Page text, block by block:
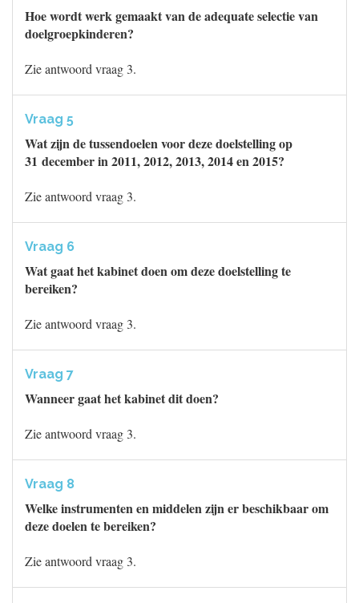
Hoe wordt werk gemaakt van de adequate selectie van
doelgroepkinderen?
Zie antwoord vraag 3.
Vraag 5
Wat zijn de tussendoelen voor deze doelstelling op
31 december in 2011, 2012, 2013, 2014 en 2015?
Zie antwoord vraag 3.
Vraag 6
Wat gaat het kabinet doen om deze doelstelling te
bereiken?
Zie antwoord vraag 3.
Vraag 7
Wanneer gaat het kabinet dit doen?
Zie antwoord vraag 3.
Vraag 8
Welke instrumenten en middelen zijn er beschikbaar om
deze doelen te bereiken?
Zie antwoord vraag 3.